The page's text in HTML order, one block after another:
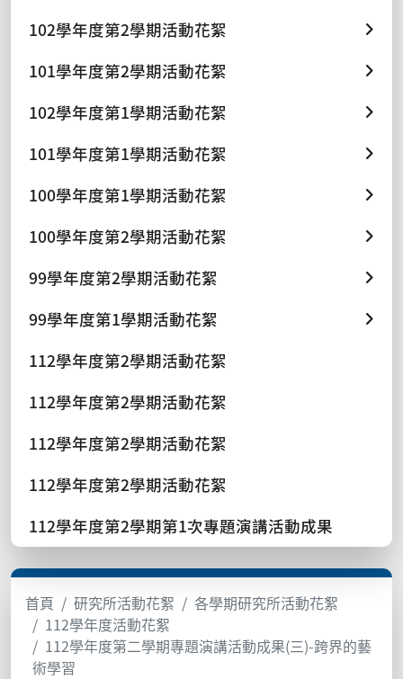
102學年度第2學期活動花絮
101學年度第2學期活動花絮
102學年度第1學期活動花絮
101學年度第1學期活動花絮
100學年度第1學期活動花絮
100學年度第2學期活動花絮
99學年度第2學期活動花絮
99學年度第1學期活動花絮
112學年度第2學期活動花絮
112學年度第2學期活動花絮
112學年度第2學期活動花絮
112學年度第2學期活動花絮
112學年度第2學期第1次專題演講活動成果
首頁 研究所活動花絮
各學期研究所活動花絮
112學年度活動花絮
112學年度第二學期專題演講活動成果(三)-跨界的藝
術學習